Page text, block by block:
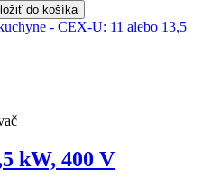
do košíka
kW, 400 V